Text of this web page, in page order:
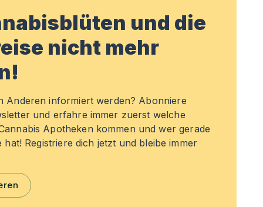
und die
nicht mehr
Anderen informiert werden? Abonniere
und erfahre immer zuerst welche
Apotheken kommen und wer gerade
hat! Registriere dich jetzt und bleibe immer